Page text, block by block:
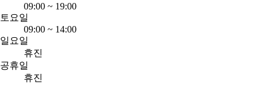
09:00 ~ 19:00
토요일
09:00 ~ 14:00
일요일
휴진
공휴일
휴진